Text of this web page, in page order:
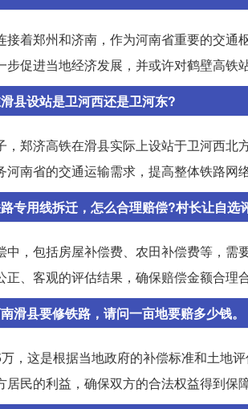
接着郑州和济南，作为河南省重要的交
步促进当地经济发展，并或许对鹤壁高铁
县设站是卫河西还是卫河东?
，郑济高铁在滑县实际上设站于卫河西
河南省的交通运输需求，提高整体铁路网
专用线拆迁，怎么合理赔偿?村长让自选
中，包括房屋补偿费、农田补偿费等，
正、客观的评估结果，确保赔偿金额合理
滑县要修铁路，请问一亩地要赔多少钱。
，这是根据当地政府的补偿标准和土地
民的利益，确保双方的合法权益得到保障